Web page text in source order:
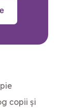
copii și